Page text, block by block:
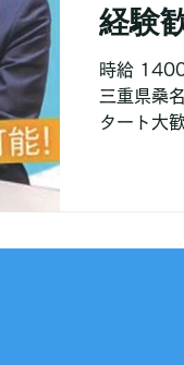
経験
家か
時給
三重県桑
タート大歓迎・…☆ 【スマホ